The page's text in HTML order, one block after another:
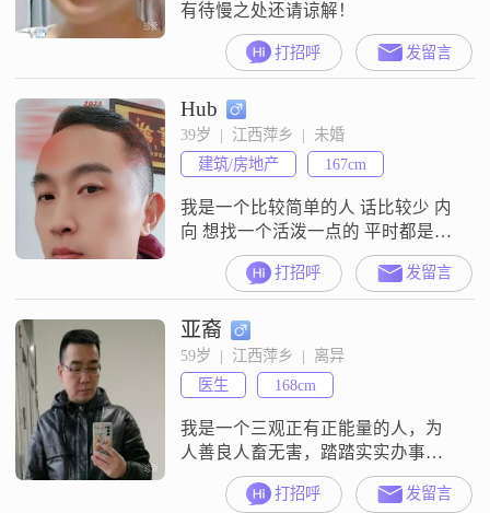
有待慢之处还请谅解！
打招呼 发留言
Hub
39岁  |  江西萍乡  |  未婚
建筑/房地产
167cm
我是一个比较简单的人 话比较少 内
向 想找一个活泼一点的 平时都是三
点一线 晚上几乎不出门
打招呼 发留言
亚裔
59岁  |  江西萍乡  |  离异
医生
168cm
我是一个三观正有正能量的人，为
人善良人畜无害，踏踏实实办事坦
坦荡荡做人，无不良嗜好##3002##
希望对方是一个身体健康，有修养
打招呼 发留言